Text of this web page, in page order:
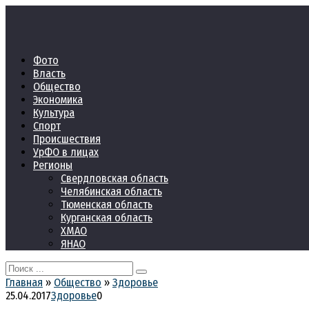
Фото
Власть
Общество
Экономика
Культура
Спорт
Происшествия
УрФО в лицах
Регионы
Свердловская область
Челябинская область
Тюменская область
Курганская область
ХМАО
ЯНАО
Search
for:
Главная » Общество » Здоровье
25.04.2017Здоровье0